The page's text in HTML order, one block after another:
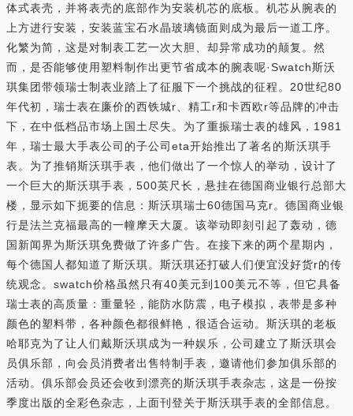
体式表壳，并将表壳的底部作为安装机芯的底板。机芯从腕表的
上方进行安装，安装蓝宝石水晶玻璃镜面则成为最后一道工序。
化繁为简，这是对制表工艺一次大胆、却异常成功的颠复。然
而，是否能够使用塑料制作出更节省成本的腕表呢·Swatch斯沃
琪集团带领瑞士制表业踏上了征服下一个挑战的征程。20世纪80
年代初，瑞士表在廉价的西铁城r、精工r和卡西欧r等品牌的冲击
下，在中低档品市场上国土尽失。为了重振瑞士表的雄风，1981
年，瑞士最大手表公司的子公司eta开始推出了著名的斯沃琪手
表。为了推销斯沃琪手表，他们做出了一个惊人的举动，设计了
一个巨大的斯沃琪手表，500英尺长，悬挂在德国商业银行总部大
楼，显示如下扼要的信息：斯沃琪瑞士60德国马克r。德国商业银
行是法兰克福最高的一幢摩天大厦。该举动即刻引起了轰动，德
国新闻界为斯沃琪免费做了许多广告。在接下来的两个星期内，
每个德国人都知道了斯沃琪。斯沃琪还打破人们便宜没好货r的传
统观念。swatch价格虽然只有40美元到100美元不等，但它具备
瑞士表的高质量：重量轻，能防水防震，电子模拟，表带是多种
颜色的塑料带，各种颜色都很鲜艳，很适合运动。斯沃琪的老板
哈耶克为了让人们戴斯沃琪成为一种娱乐，公司建立了斯沃琪会
员俱乐部，向会员消费者出售特制手表，邀请他们参加俱乐部的
活动。俱乐部会员还会收到漂亮的斯沃琪手表杂志，这是一份按
季度出版的全彩色杂志，上面刊登关于斯沃琪手表的全部信息。